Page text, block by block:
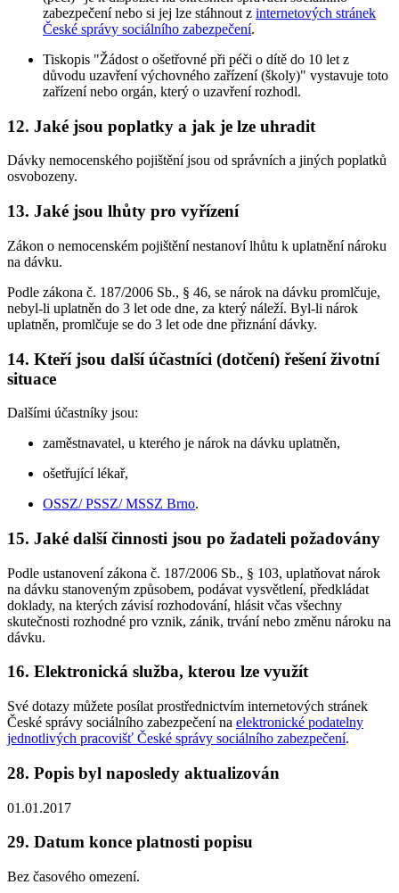
zabezpečení nebo si jej lze stáhnout z internetových stránek
České správy sociálního zabezpečení.
Tiskopis "Žádost o ošetřovné při péči o dítě do 10 let z
důvodu uzavření výchovného zařízení (školy)" vystavuje toto
zařízení nebo orgán, který o uzavření rozhodl.
12. Jaké jsou poplatky a jak je lze uhradit
Dávky nemocenského pojištění jsou od správních a jiných poplatků
osvobozeny.
13. Jaké jsou lhůty pro vyřízení
Zákon o nemocenském pojištění nestanoví lhůtu k uplatnění nároku
na dávku.
Podle zákona č. 187/2006 Sb., § 46, se nárok na dávku promlčuje,
nebyl-li uplatněn do 3 let ode dne, za který náleží. Byl-li nárok
uplatněn, promlčuje se do 3 let ode dne přiznání dávky.
14. Kteří jsou další účastníci (dotčení) řešení životní
situace
Dalšími účastníky jsou:
zaměstnavatel, u kterého je nárok na dávku uplatněn,
ošetřující lékař,
OSSZ/ PSSZ/ MSSZ Brno.
15. Jaké další činnosti jsou po žadateli požadovány
Podle ustanovení zákona č. 187/2006 Sb., § 103, uplatňovat nárok
na dávku stanoveným způsobem, podávat vysvětlení, předkládat
doklady, na kterých závisí rozhodování, hlásit včas všechny
skutečnosti rozhodné pro vznik, zánik, trvání nebo změnu nároku na
dávku.
16. Elektronická služba, kterou lze využít
Své dotazy můžete posílat prostřednictvím internetových stránek
České správy sociálního zabezpečení na elektronické podatelny
jednotlivých pracovišť České správy sociálního zabezpečení.
28. Popis byl naposledy aktualizován
01.01.2017
29. Datum konce platnosti popisu
Bez časového omezení.